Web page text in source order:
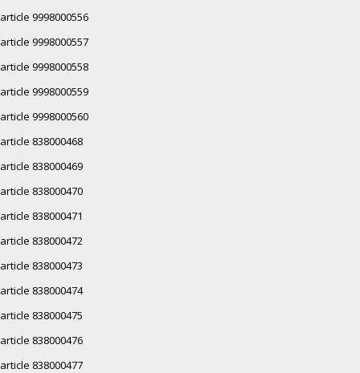
article 9998000556
article 9998000557
article 9998000558
article 9998000559
article 9998000560
article 838000468
article 838000469
article 838000470
article 838000471
article 838000472
article 838000473
article 838000474
article 838000475
article 838000476
article 838000477